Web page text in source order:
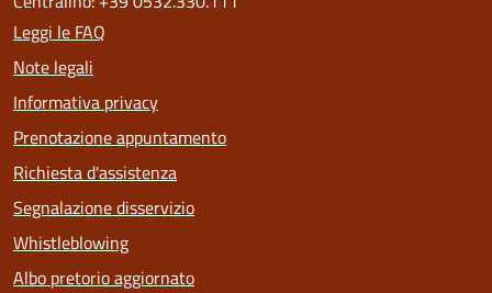
Leggi le FAQ
Note legali
Informativa privacy
Prenotazione appuntamento
Richiesta d'assistenza
Segnalazione disservizio
Whistleblowing
Albo pretorio aggiornato